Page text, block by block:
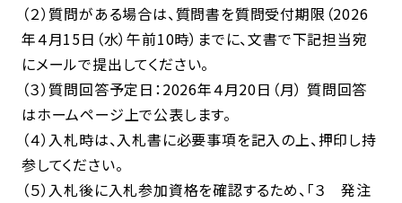
（２）質問がある場合は、質問書を質問受付期限（2026
年４月15日（水）午前10時）までに、文書で下記担当宛
にメールで提出してください。
（３）質問回答予定日：2026年４月20日（月） 質問回答
はホームページ上で公表します。
（４）入札時は、入札書に必要事項を記入の上、押印し持
参してください。
（５）入札後に入札参加資格を確認するため、「３ 発注